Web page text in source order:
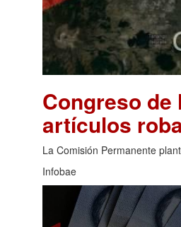
Congreso de
artículos
La Comisión Permanente
Infobae